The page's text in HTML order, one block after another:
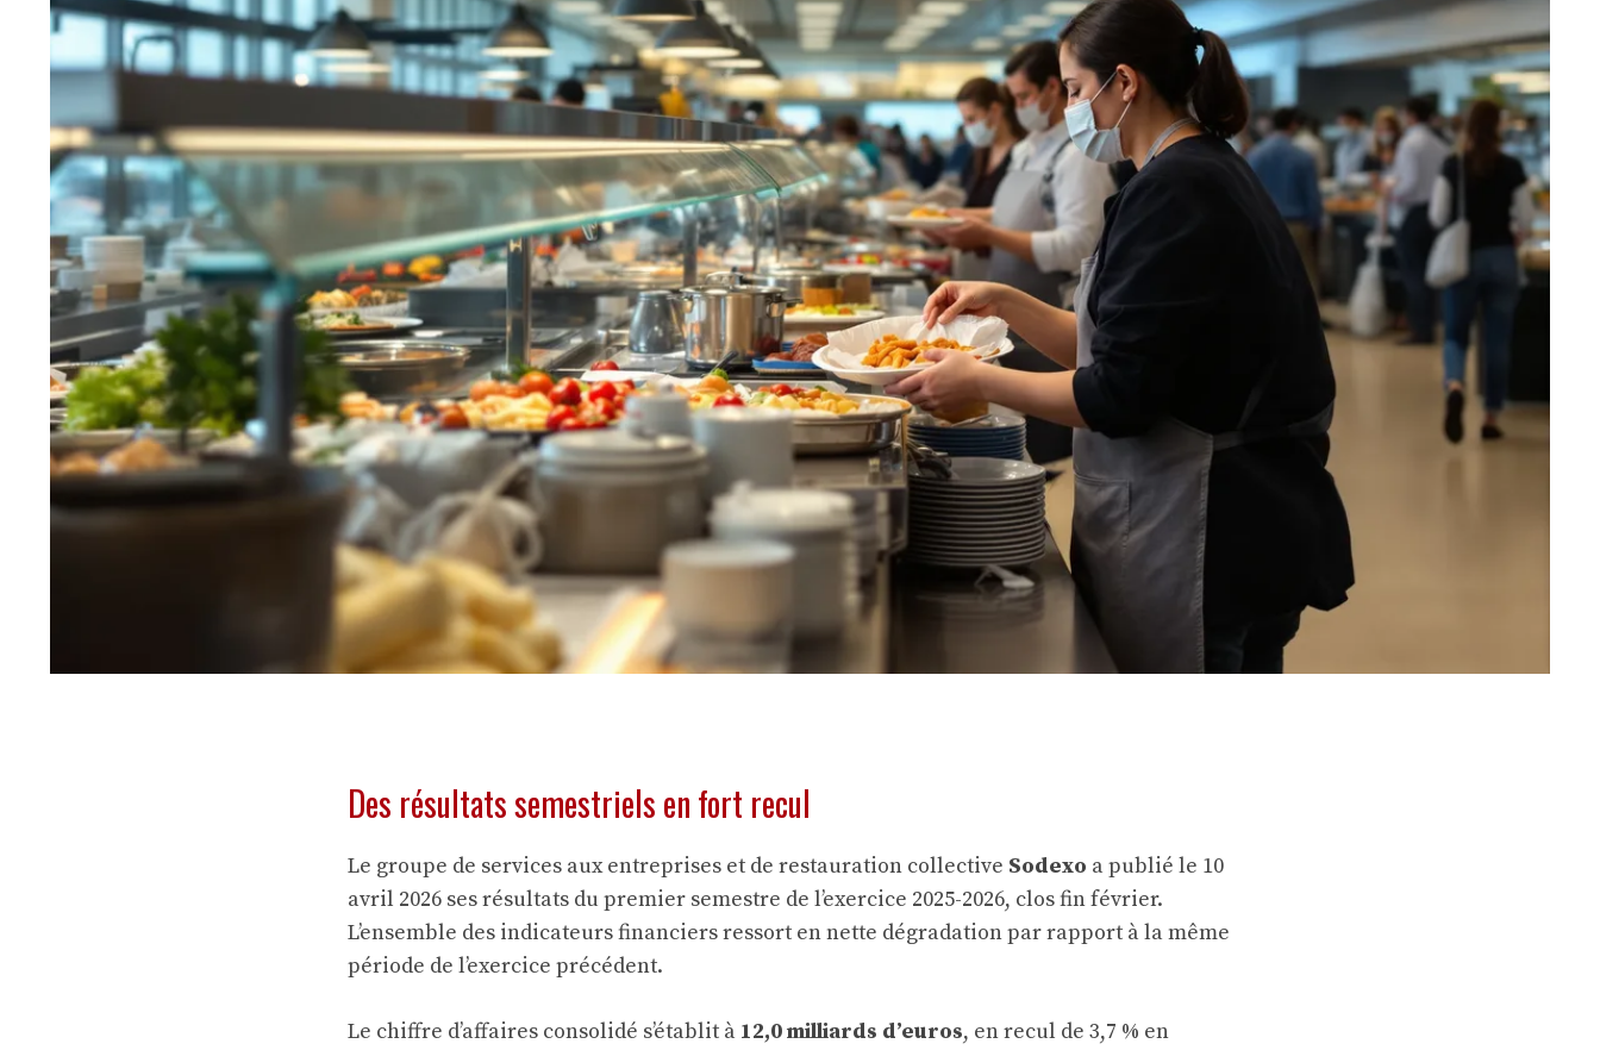
Des résultats semestriels en fort recul
Le groupe de services aux entreprises et de restauration collective Sodexo a publié le 10
avril 2026 ses résultats du premier semestre de l’exercice 2025-2026, clos fin février.
L’ensemble des indicateurs financiers ressort en nette dégradation par rapport à la même
période de l’exercice précédent.
Le chiffre d’affaires consolidé s’établit à 12,0 milliards d’euros, en recul de 3,7 % en